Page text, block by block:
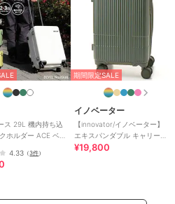
ス 29L 機内持ち込
ホルダー ACE ベベ
4.33 （3件）
期間限定SALE
イノベーター
【innovator/イノベーター】
エキスパンダブル キャリーケ
ース 38L(43L)
¥19,800